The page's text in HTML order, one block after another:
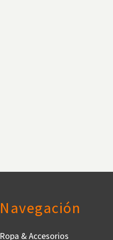
Navegación
Ropa & Accesorios